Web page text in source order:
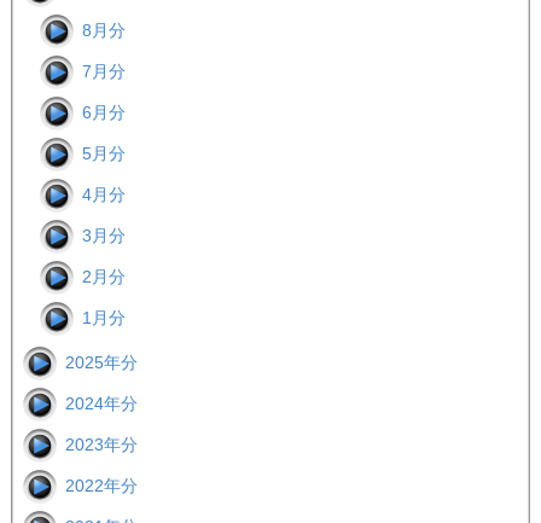
8月分
7月分
6月分
5月分
4月分
3月分
2月分
1月分
2025年分
2024年分
2023年分
2022年分